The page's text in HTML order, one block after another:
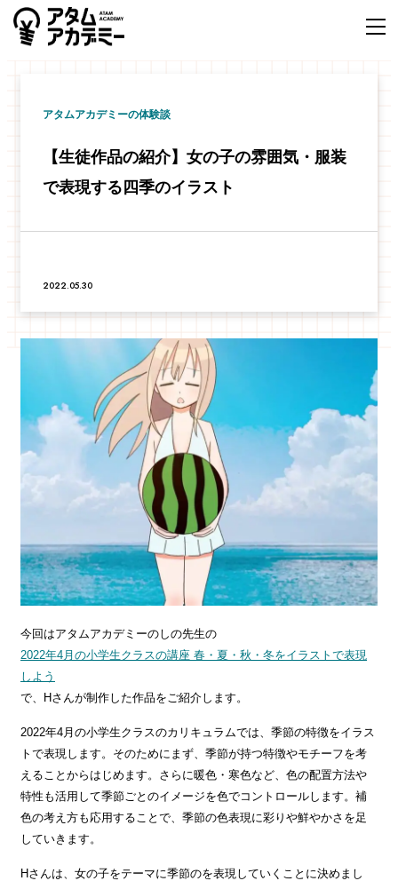
アタムアカデミーの体験談
【生徒作品の紹介】女の子の雰囲気・服装
で表現する四季のイラスト
2022.05.30
今回はアタムアカデミーのしの先生の
2022年4月の小学生クラスの講座 春・夏・秋・冬をイラストで表現
しよう
で、Hさんが制作した作品をご紹介します。
2022年4月の小学生クラスのカリキュラムでは、季節の特徴をイラス
トで表現します。そのためにまず、季節が持つ特徴やモチーフを考
えることからはじめます。さらに暖色・寒色など、色の配置方法や
特性も活用して季節ごとのイメージを色でコントロールします。補
色の考え方も応用することで、季節の色表現に彩りや鮮やかさを足
していきます。
Hさんは、女の子をテーマに季節のを表現していくことに決めまし